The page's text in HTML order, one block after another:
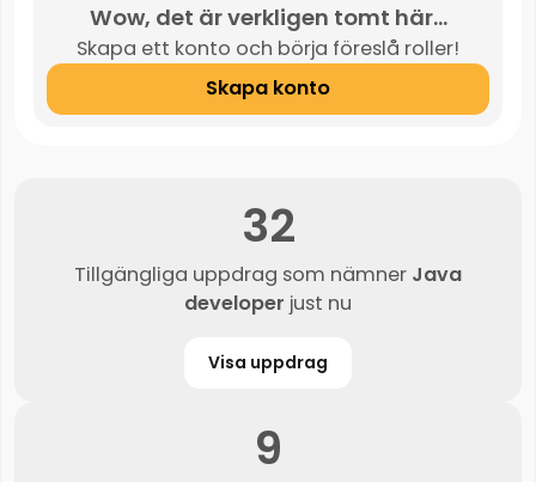
Wow, det är verkligen tomt här...
Skapa ett konto och börja föreslå roller!
Skapa konto
32
Tillgängliga uppdrag som nämner Java
developer just nu
Visa uppdrag
9